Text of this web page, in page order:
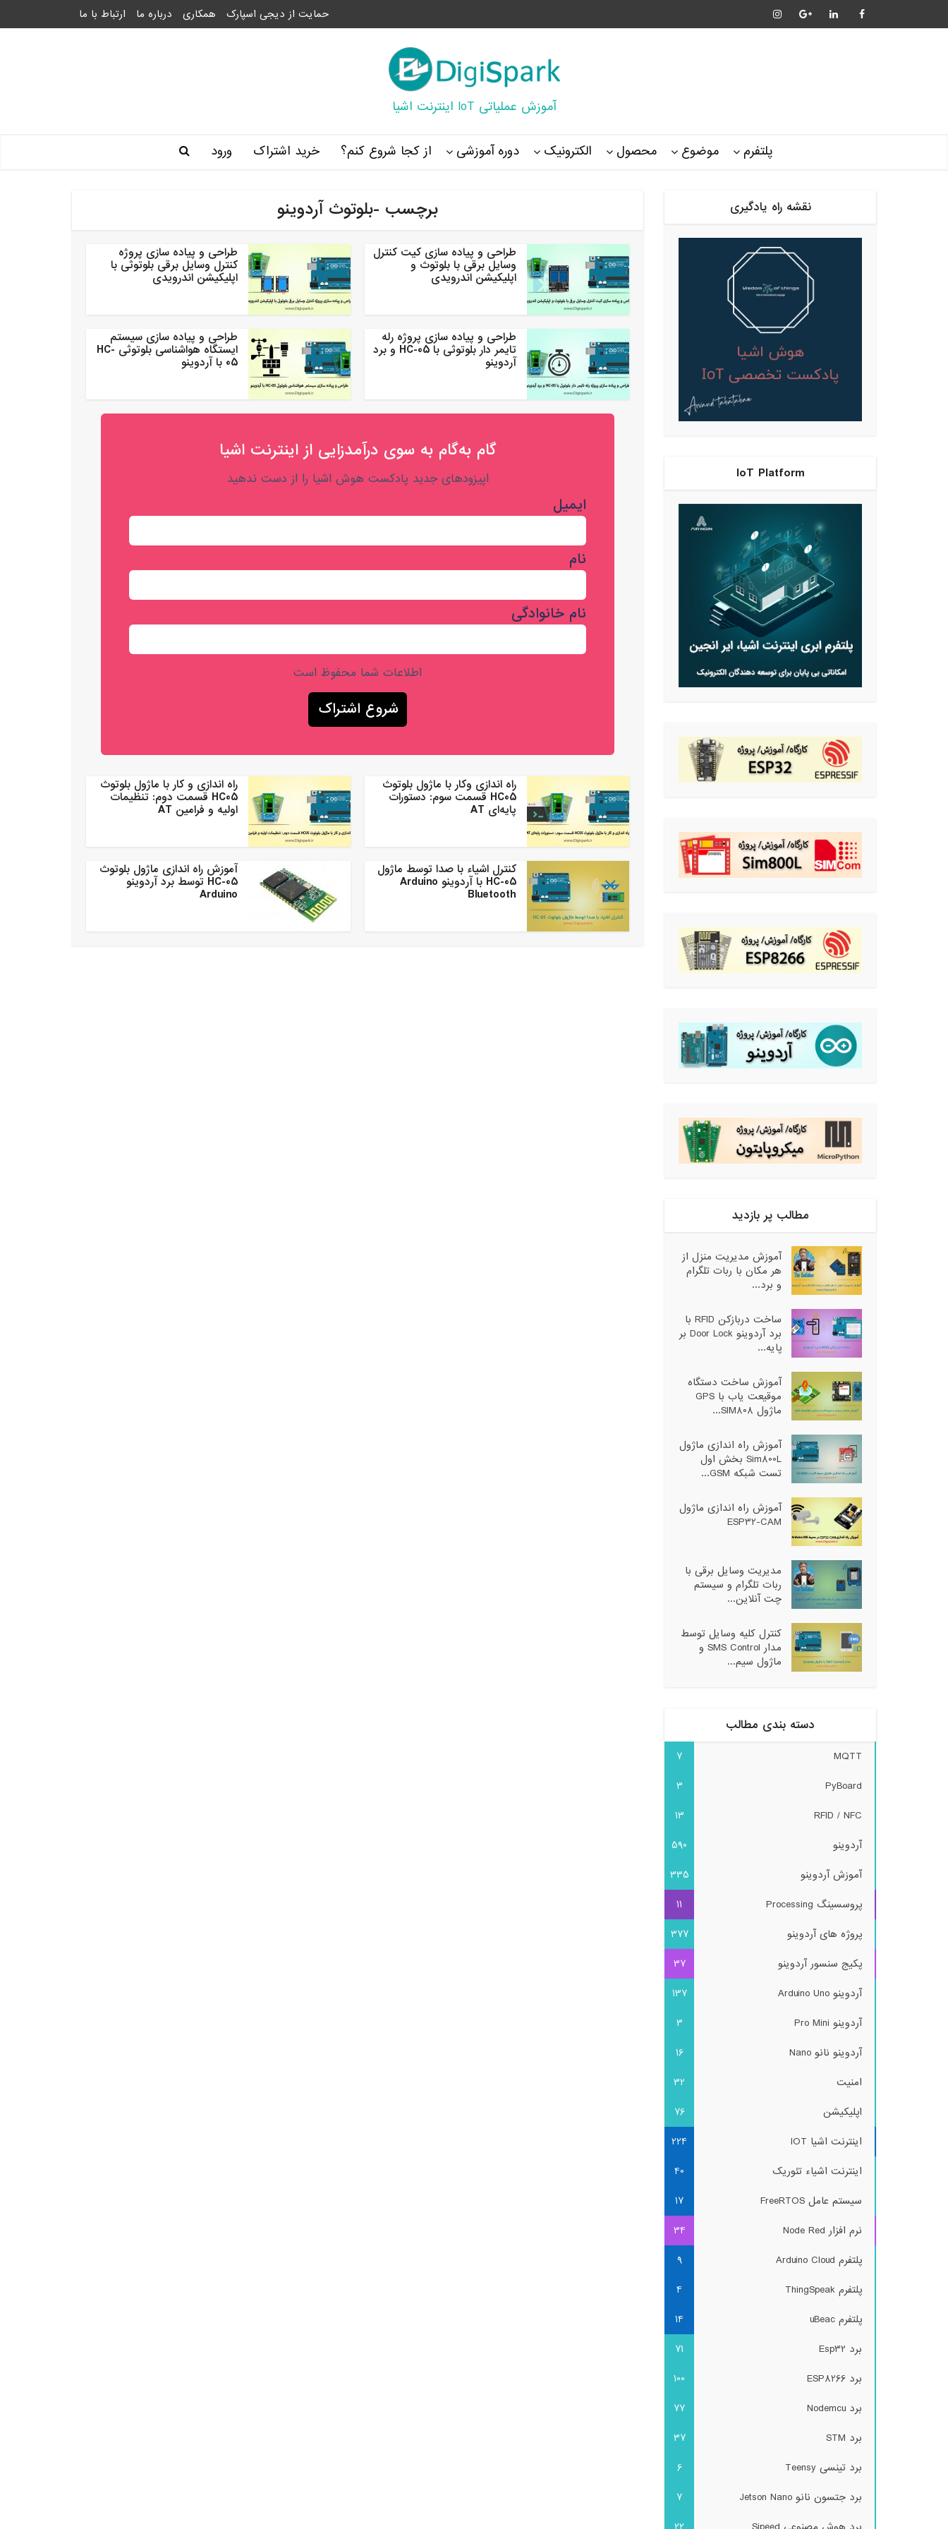
حمایت از دیجی اسپارک همکاری درباره ما ارتباط با ما
آموزش عملیاتی IoT اینترنت اشیا
پلتفرم موضوع محصول الکترونیک دوره آموزشی از کجا شروع کنم؟ خرید اشتراک ورود
برچسب -بلوتوث آردوینو
طراحی و پیاده سازی کیت کنترل
وسایل برقی با بلوتوث و
اپلیکیشن اندرویدی
طراحی و پیاده سازی پروژه
کنترل وسایل برقی بلوتوثی با
اپلیکیشن اندرویدی
طراحی و پیاده سازی پروژه رله
تایمر دار بلوتوثی با HC-05 و برد
آردوینو
طراحی و پیاده سازی سیستم
ایستگاه هواشناسی بلوتوثی HC-
05 با آردوینو
گام به‌گام به‌ سوی درآمدزایی از اینترنت اشیا
اپیزودهای جدید پادکست هوش اشیا را از دست ندهید
ایمیل
نام
نام خانوادگی
اطلاعات شما محفوظ است
راه اندازی وکار با ماژول بلوتوث
HC05 قسمت سوم: دستورات
پایه‌ای AT
راه اندازی و کار با ماژول بلوتوث
HC05 قسمت دوم: تنظیمات
اولیه و فرامین AT
کنترل اشیاء با صدا توسط ماژول
HC-05 با آردوینو Arduino
Bluetooth
آموزش راه اندازی ماژول بلوتوث
HC-05 توسط برد آردوینو
Arduino
نقشه راه یادگیری
IoT Platform
مطالب پر بازدید
آموزش مدیریت منزل از
هر مکان با ربات تلگرام
و برد...
ساخت دربازکن RFID با
برد آردوینو Door Lock بر
پایه...
آموزش ساخت دستگاه
موقیعت یاب با GPS
ماژول SIM808...
آموزش راه اندازی ماژول
Sim800L بخش اول
تست شبکه GSM...
آموزش راه اندازی ماژول
ESP32-CAM
مدیریت وسایل برقی با
ربات تلگرام و سیستم
چت آنلاین...
کنترل کلیه وسایل توسط
مدار SMS Control و
ماژول سیم...
دسته بندی مطالب
MQTT
7
PyBoard
3
RFID / NFC
13
آردوینو
590
آموزش آردوینو
335
پروسسینگ Processing
11
پروژه های آردوینو
377
پکیج سنسور آردوینو
37
آردوینو Arduino Uno
137
آردوینو Pro Mini
3
آردوینو نانو Nano
16
امنیت
32
اپلیکیشن
76
اینترنت اشیا IOT
224
اینترنت اشیاء تئوریک
40
سیستم عامل FreeRTOS
17
نرم افزار Node Red
34
پلتفرم Arduino Cloud
9
پلتفرم ThingSpeak
4
پلتفرم uBeac
14
برد Esp32
71
برد ESP8266
100
برد Nodemcu
77
برد STM
37
برد تینسی Teensy
6
برد جتسون نانو Jetson Nano
7